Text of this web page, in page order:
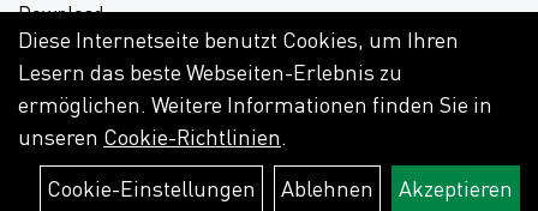
Download
Diese Internetseite benutzt Cookies, um Ihren
Lesern das beste Webseiten-Erlebnis zu
ermöglichen. Weitere Informationen finden Sie in
unseren Cookie-Richtlinien.
Cookie-Einstellungen
Ablehnen Akzeptieren